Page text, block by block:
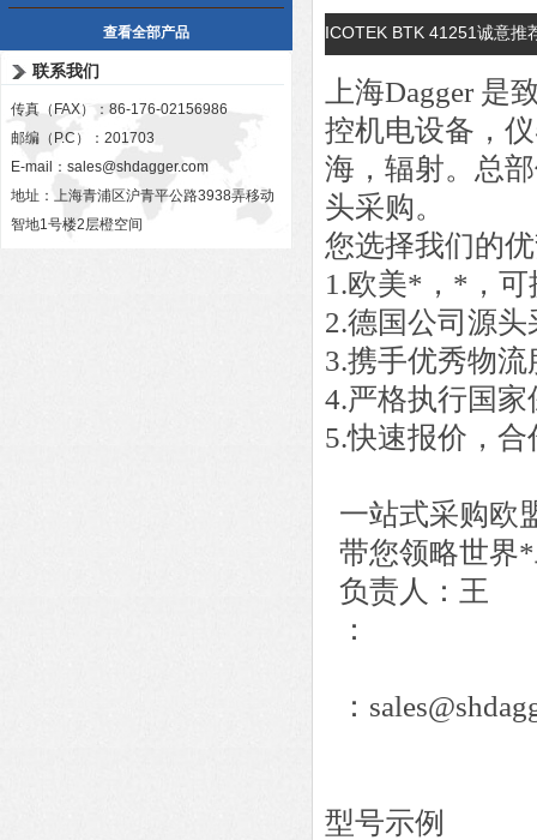
查看全部产品
联系我们
传真（FAX）：86-176-02156986
邮编（P.C）：201703
E-mail： sales@shdagger.com
地址：上海青浦区沪青平公路3938弄移动
智地1号楼2层橙空间
ICOTEK BTK 41251诚意推
上海Dagger
控机电设备，
海，辐射。总
头采购。
您选择我们的
1.欧美*，*，可
2.德国公司源
3.携手优秀物
4.严格执行国
5.快速报价，
一站式采购欧
带您领略世界
负责人：王
：
：
型号示例